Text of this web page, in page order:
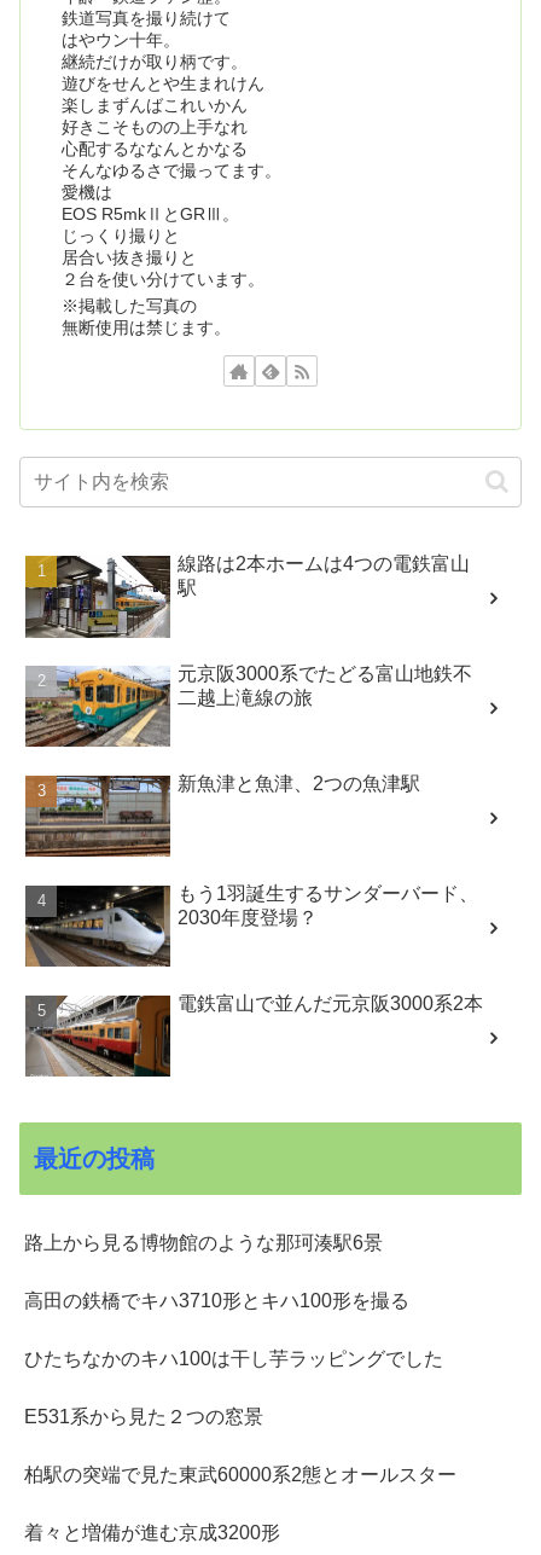
鉄道写真を撮り続けて
はやウン十年。
継続だけが取り柄です。
遊びをせんとや生まれけん
楽しまずんばこれいかん
好きこそものの上手なれ
心配するななんとかなる
そんなゆるさで撮ってます。
愛機は
EOS R5mkⅡとGRⅢ。
じっくり撮りと
居合い抜き撮りと
２台を使い分けています。
※掲載した写真の
無断使用は禁じます。
線路は2本ホームは4つの電鉄富山
駅
元京阪3000系でたどる富山地鉄不
二越上滝線の旅
新魚津と魚津、2つの魚津駅
もう1羽誕生するサンダーバード、
2030年度登場？
電鉄富山で並んだ元京阪3000系2本
最近の投稿
路上から見る博物館のような那珂湊駅6景
高田の鉄橋でキハ3710形とキハ100形を撮る
ひたちなかのキハ100は干し芋ラッピングでした
E531系から見た２つの窓景
柏駅の突端で見た東武60000系2態とオールスター
着々と増備が進む京成3200形